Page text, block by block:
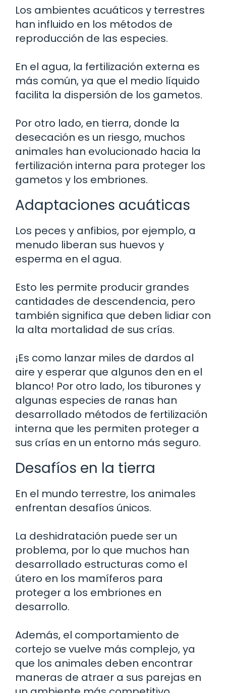
Los ambientes acuáticos y terrestres
han influido en los métodos de
reproducción de las especies.
En el agua, la fertilización externa es
más común, ya que el medio líquido
facilita la dispersión de los gametos.
Por otro lado, en tierra, donde la
desecación es un riesgo, muchos
animales han evolucionado hacia la
fertilización interna para proteger los
gametos y los embriones.
Adaptaciones acuáticas
Los peces y anfibios, por ejemplo, a
menudo liberan sus huevos y
esperma en el agua.
Esto les permite producir grandes
cantidades de descendencia, pero
también significa que deben lidiar con
la alta mortalidad de sus crías.
¡Es como lanzar miles de dardos al
aire y esperar que algunos den en el
blanco! Por otro lado, los tiburones y
algunas especies de ranas han
desarrollado métodos de fertilización
interna que les permiten proteger a
sus crías en un entorno más seguro.
Desafíos en la tierra
En el mundo terrestre, los animales
enfrentan desafíos únicos.
La deshidratación puede ser un
problema, por lo que muchos han
desarrollado estructuras como el
útero en los mamíferos para
proteger a los embriones en
desarrollo.
Además, el comportamiento de
cortejo se vuelve más complejo, ya
que los animales deben encontrar
maneras de atraer a sus parejas en